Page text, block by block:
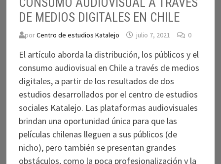
DE MEDIOS DIGITALES EN CHILE
porCentro de estudios Katalejo julio 7, 2021 0
El artículo aborda la distribución, los públicos y el
consumo audiovisual en Chile a través de medios
digitales, a partir de los resultados de dos
estudios desarrollados por el centro de estudios
sociales Katalejo. Las plataformas audiovisuales
brindan una oportunidad única para que las
películas chilenas lleguen a sus públicos (de
nicho), pero también se presentan grandes
obstáculos, como la poca profesionalización y la